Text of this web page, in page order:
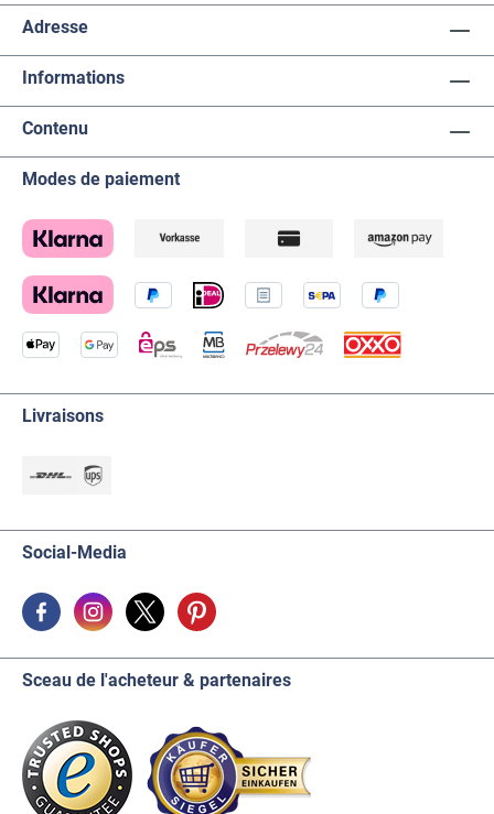
Adresse
Informations
Contenu
Modes de paiement
Livraisons
Social-Media
Sceau de l'acheteur & partenaires